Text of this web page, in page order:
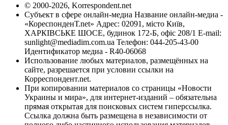
© 2000-2026, Korrespondent.net
Субъект в сфере онлайн-медиа Название онлайн-медиа -
«КореспонденТ.net» Адрес: 02091, місто Київ,
ХАРКІВСЬКЕ ШОСЕ, будинок 172-Б, офіс 208/1 E-mail:
sunlight@mediadim.com.ua Телефон: 044-205-43-00
Идентификатор медиа - R40-06068
Использование любых материалов, размещённых на
сайте, разрешается при условии ссылки на
Корреспондент.net.
При копировании материалов со страницы «Новости
Украины и мира», для интернет-изданий – обязательна
прямая открытая для поисковых систем гиперссылка.
Ссылка должна быть размещена в независимости от